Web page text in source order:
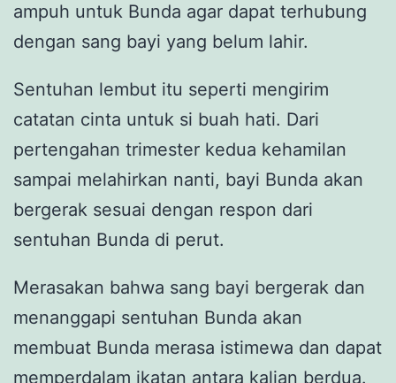
ampuh untuk Bunda agar dapat terhubung
dengan sang bayi yang belum lahir.
Sentuhan lembut itu seperti mengirim
catatan cinta untuk si buah hati. Dari
pertengahan trimester kedua kehamilan
sampai melahirkan nanti, bayi Bunda akan
bergerak sesuai dengan respon dari
sentuhan Bunda di perut.
Merasakan bahwa sang bayi bergerak dan
menanggapi sentuhan Bunda akan
membuat Bunda merasa istimewa dan dapat
memperdalam ikatan antara kalian berdua.